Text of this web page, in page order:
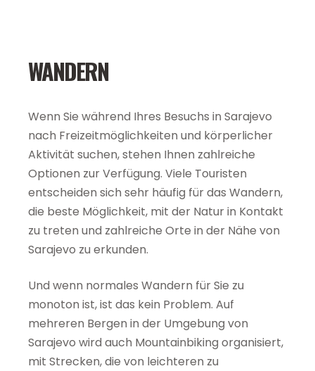
WANDERN
Wenn Sie während Ihres Besuchs in Sarajevo
nach Freizeitmöglichkeiten und körperlicher
Aktivität suchen, stehen Ihnen zahlreiche
Optionen zur Verfügung. Viele Touristen
entscheiden sich sehr häufig für das Wandern,
die beste Möglichkeit, mit der Natur in Kontakt
zu treten und zahlreiche Orte in der Nähe von
Sarajevo zu erkunden.
Und wenn normales Wandern für Sie zu
monoton ist, ist das kein Problem. Auf
mehreren Bergen in der Umgebung von
Sarajevo wird auch Mountainbiking organisiert,
mit Strecken, die von leichteren zu